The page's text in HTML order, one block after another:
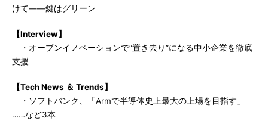
けて――鍵はグリーン
【Interview】
・オープンイノベーションで“置き去り”になる中小企業を徹底
支援
【Tech News ＆ Trends】
・ソフトバンク、「Armで半導体史上最大の上場を目指す」
……など3本